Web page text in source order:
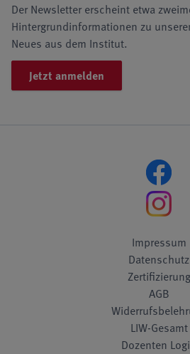
Der Newsletter erscheint etwa
Hintergrundinformationen zu
Neues aus dem Institut.
Jetzt anmelden
Impressum
Datenschutz
Zertifizierung
AGB
LIW-Gesamt
Dozenten